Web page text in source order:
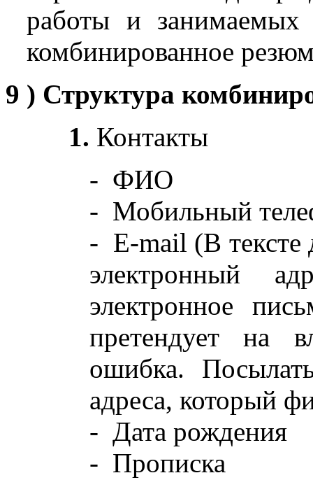
работы и
комбинированное
9 ) Структура
1. Контакты
- ФИО
- Мобильный
- E-mail (В тексте
электронный
электронное
претендует на
ошибка.
адреса, который
- Дата рождения
- Прописка